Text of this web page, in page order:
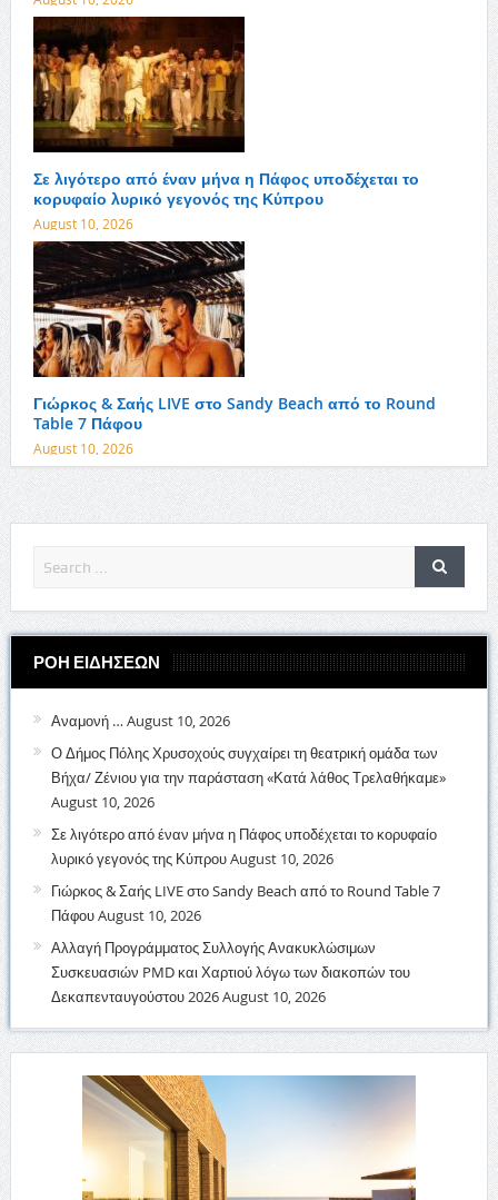
Σε λιγότερο από έναν μήνα η Πάφος υποδέχεται το
κορυφαίο λυρικό γεγονός της Κύπρου
August 10, 2026
Γιώρκος & Σαής LIVE στο Sandy Beach από το Round
Table 7 Πάφου
August 10, 2026
ΡΟΗ ΕΙΔΗΣΕΩΝ
Αναμονή … August 10, 2026
Ο Δήμος Πόλης Χρυσοχούς συγχαίρει τη θεατρική ομάδα των
Βήχα/ Ζένιου για την παράσταση «Κατά λάθος Τρελαθήκαμε»
August 10, 2026
Σε λιγότερο από έναν μήνα η Πάφος υποδέχεται το κορυφαίο
λυρικό γεγονός της ΚύπρουAugust 10, 2026
Γιώρκος & Σαής LIVE στο Sandy Beach από το Round Table 7
ΠάφουAugust 10, 2026
Αλλαγή Προγράμματος Συλλογής Ανακυκλώσιμων
Συσκευασιών PMD και Χαρτιού λόγω των διακοπών του
Δεκαπενταυγούστου 2026August 10, 2026